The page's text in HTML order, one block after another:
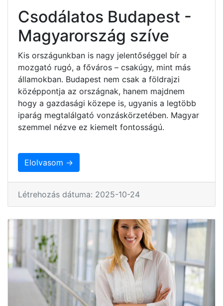
Csodálatos Budapest -
Magyarország szíve
Kis országunkban is nagy jelentőséggel bír a
mozgató rugó, a főváros – csakúgy, mint más
államokban. Budapest nem csak a földrajzi
középpontja az országnak, hanem majdnem
hogy a gazdasági közepe is, ugyanis a legtöbb
iparág megtalálgató vonzáskörzetében. Magyar
szemmel nézve ez kiemelt fontosságú.
Elolvasom →
Létrehozás dátuma: 2025-10-24